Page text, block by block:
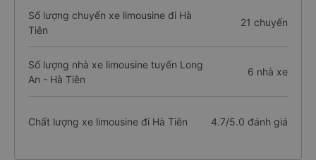
Số lượng chuyến xe limousine đi Hà
Tiên
21 chuyến
Số lượng nhà xe limousine tuyến Long
An - Hà Tiên
6 nhà xe
Chất lượng xe limousine đi Hà Tiên 4.7/5.0 đánh giá